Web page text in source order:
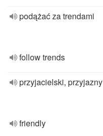
podążać za trendami
follow trends
przyjacielski, przyjazny
friendly